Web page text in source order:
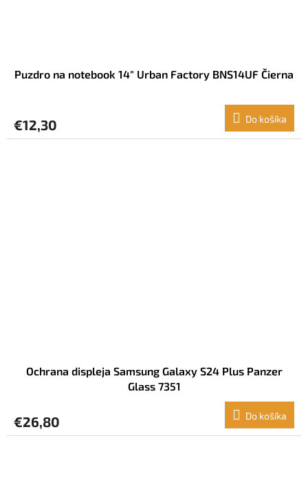
Puzdro na notebook 14" Urban Factory BNS14UF Čierna
€12,30 Do košíka
Ochrana displeja Samsung Galaxy S24 Plus Panzer
Glass 7351
€26,80 Do košíka